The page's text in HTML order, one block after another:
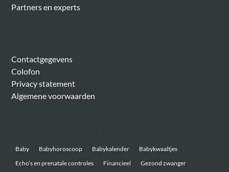
Partners en experts
Contactgegevens
Colofon
Privacy statement
Algemene voorwaarden
Baby Babyhoroscoop Babykalender
Babykwaaltjes
Echo’s en prenatale controles
Financieel
Gezond zwanger